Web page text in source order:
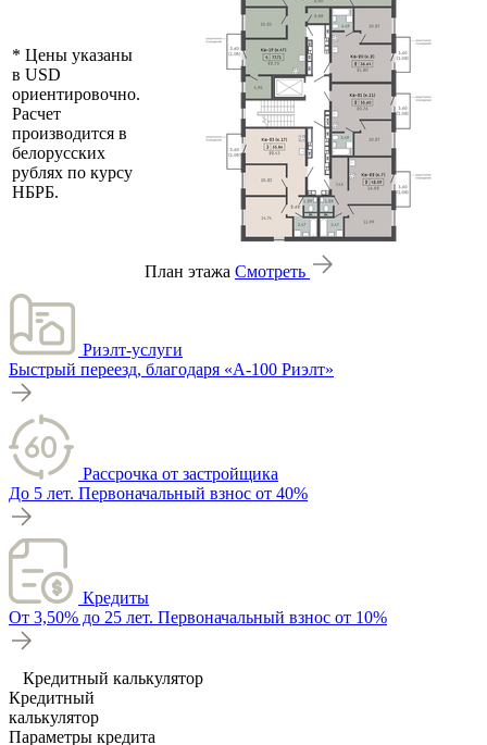
* Цены указаны
в USD
ориентировочно.
Расчет
производится в
белорусских
рублях по курсу
НБРБ.
План этажа Смотреть
Риэлт-услуги
Быстрый переезд, благодаря «А-100 Риэлт»
Рассрочка от застройщика
До 5 лет. Первоначальный взнос от 40%
Кредиты
От 3,50% до 25 лет. Первоначальный взнос от 10%
Кредитный калькулятор
Кредитный
калькулятор
Параметры кредита